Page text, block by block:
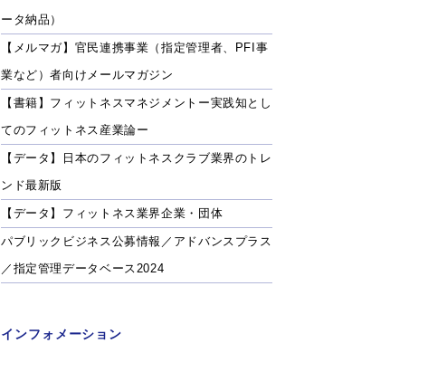
ータ納品）
【メルマガ】官民連携事業（指定管理者、PFI事
業など）者向けメールマガジン
【書籍】フィットネスマネジメントー実践知とし
てのフィットネス産業論ー
【データ】日本のフィットネスクラブ業界のトレ
ンド最新版
【データ】フィットネス業界企業・団体
パブリックビジネス公募情報／アドバンスプラス
／指定管理データベース2024
インフォメーション